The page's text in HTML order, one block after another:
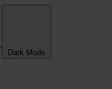
Dark Mode